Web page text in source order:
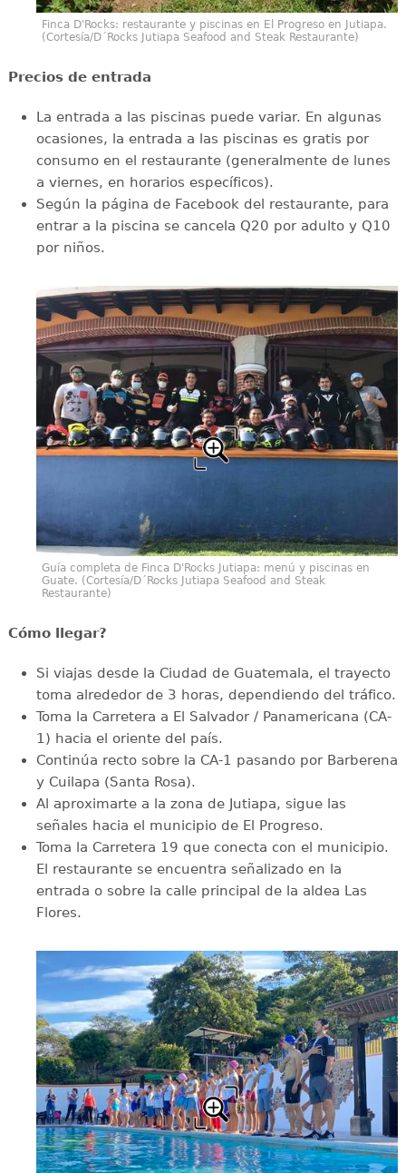
Finca D'Rocks: restaurante y piscinas en El Progreso en Jutiapa.
(Cortesía/D´Rocks Jutiapa Seafood and Steak Restaurante)
Precios de entrada
La entrada a las piscinas puede variar. En algunas
ocasiones, la entrada a las piscinas es gratis por
consumo en el restaurante (generalmente de lunes
a viernes, en horarios específicos).
Según la página de Facebook del restaurante, para
entrar a la piscina se cancela Q20 por adulto y Q10
por niños.
Guía completa de Finca D'Rocks Jutiapa: menú y piscinas en
Guate. (Cortesía/D´Rocks Jutiapa Seafood and Steak
Restaurante)
Cómo llegar?
Si viajas desde la Ciudad de Guatemala, el trayecto
toma alrededor de 3 horas, dependiendo del tráfico.
Toma la Carretera a El Salvador / Panamericana (CA-
1) hacia el oriente del país.
Continúa recto sobre la CA-1 pasando por Barberena
y Cuilapa (Santa Rosa).
Al aproximarte a la zona de Jutiapa, sigue las
señales hacia el municipio de El Progreso.
Toma la Carretera 19 que conecta con el municipio.
El restaurante se encuentra señalizado en la
entrada o sobre la calle principal de la aldea Las
Flores.